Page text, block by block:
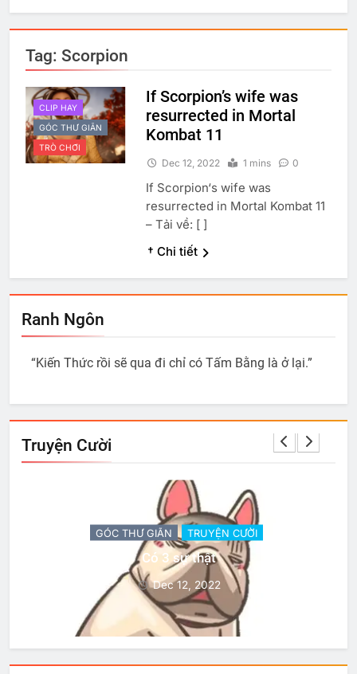
Ranh Ngôn
“Kiến Thức rồi sẽ qua đi chỉ có Tấm Bằng là ở lại.”
Truyện Cười
GÓC THƯ GIÃN TRUYỆN CƯỜI
Có 3 sự thật
Dec 12, 2022
Tag: Scorpion
CLIP HAY
GÓC THƯ GIÃN
TRÒ CHƠI
If Scorpion’s wife was
resurrected in Mortal
Kombat 11
Dec 12, 2022 1 mins 0
If Scorpion‘s wife was
resurrected in Mortal Kombat 11
– Tải về: [ ]
† Chi tiết